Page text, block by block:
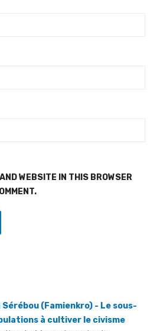
WEBSITE IN THIS BROWSER
(Famienkro) - Le sous-
à l'indépendance, le vendredi 7